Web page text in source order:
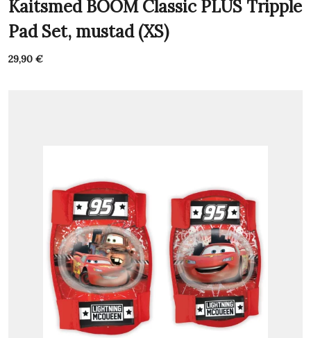
Kaitsmed BOOM Classic PLUS Tripple
Pad Set, mustad (XS)
29,90 €